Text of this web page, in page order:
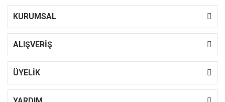
KURUMSAL
ALIŞVERİŞ
ÜYELİK